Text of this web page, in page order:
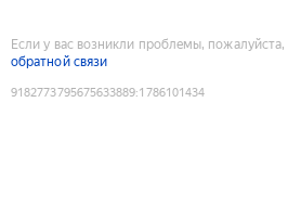
Если у вас возникли проблемы, пожалуйста,
обратной связи
9182773795675633889:1786101434